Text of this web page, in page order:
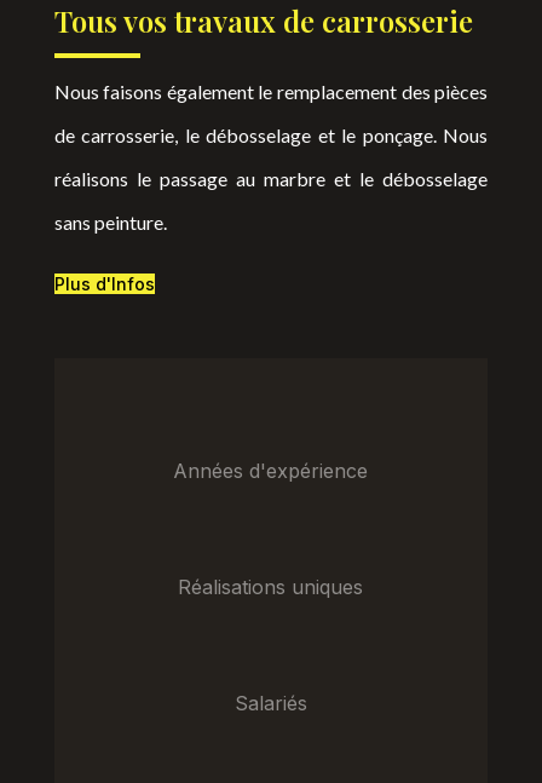
Tous vos travaux de carrosserie
Nous faisons également le remplacement des pièces
de carrosserie, le débosselage et le ponçage. Nous
réalisons le passage au marbre et le débosselage
sans peinture.
Plus d'Infos
Années d'expérience
Réalisations uniques
Salariés